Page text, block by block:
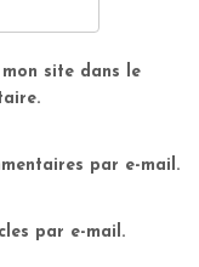
site dans le
par e-mail.
par e-mail.